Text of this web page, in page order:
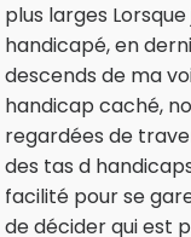
plus larges
handicapé, en
descends de ma
handicap caché,
regardées de
des tas d
facilité pour se
de décider qui est